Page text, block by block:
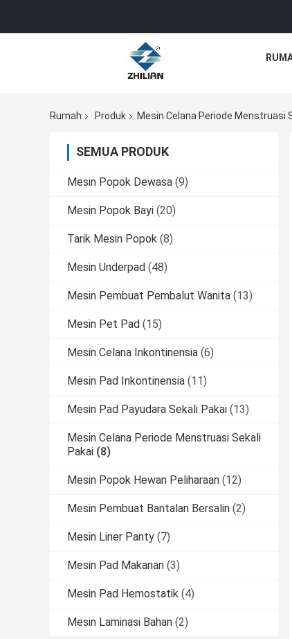
Rumah Produk Mesin Celana Periode Menstruasi
SEMUA PRODUK
Mesin Popok Dewasa (9)
Mesin Popok Bayi (20)
Tarik Mesin Popok (8)
Mesin Underpad (48)
Mesin Pembuat Pembalut Wanita (13)
Mesin Pet Pad (15)
Mesin Celana Inkontinensia (6)
Mesin Pad Inkontinensia (11)
Mesin Pad Payudara Sekali Pakai (13)
Mesin Celana Periode Menstruasi Sekali
Pakai (8)
Mesin Popok Hewan Peliharaan (12)
Mesin Pembuat Bantalan Bersalin (2)
Mesin Liner Panty (7)
Mesin Pad Makanan (3)
Mesin Pad Hemostatik (4)
Mesin Laminasi Bahan (2)